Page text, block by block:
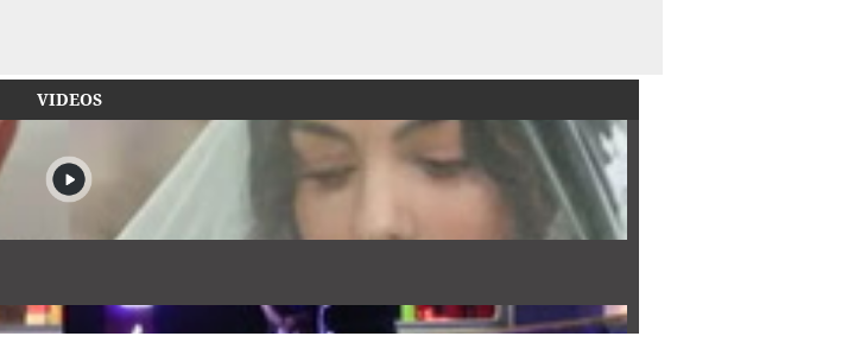
VIDEOS